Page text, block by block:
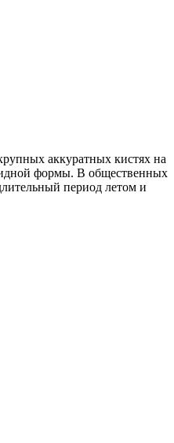
аккуратных кистях на
формы. В общественных
период летом и